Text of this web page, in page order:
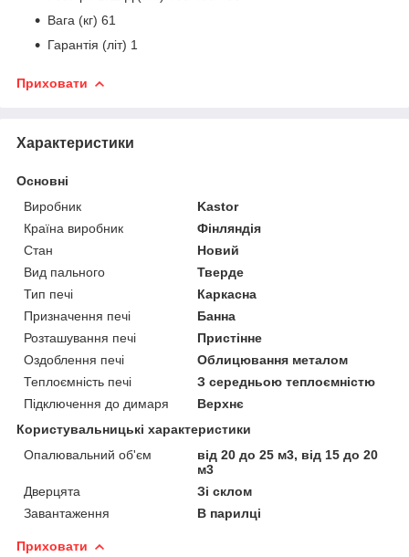
Вага (кг) 61
Гарантія (літ) 1
Приховати
Характеристики
Основні
Виробник
Kastor
Країна виробник
Фінляндія
Стан
Новий
Вид пального
Тверде
Тип печі
Каркасна
Призначення печі
Банна
Розташування печі
Пристінне
Оздоблення печі
Облицювання металом
Теплоємність печі
З середньою теплоємністю
Підключення до димаря
Верхнє
Користувальницькі характеристики
Опалювальний об'єм
від 20 до 25 м3, від 15 до 20
м3
Дверцята
Зі склом
Завантаження
В парилці
Приховати